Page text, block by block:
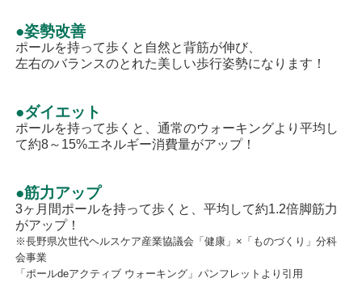
●姿勢改善
ポールを持って歩くと自然と背筋が伸び、
左右のバランスのとれた美しい歩行姿勢になります！
●ダイエット
ポールを持って歩くと、通常のウォーキングより平均し
て約8～15%エネルギー消費量がアップ！
●筋力アップ
3ヶ月間ポールを持って歩くと、平均して約1.2倍脚筋力
がアップ！
※長野県次世代ヘルスケア産業協議会「健康」×「ものづくり」分科
会事業
「ポールdeアクティブ ウォーキング」パンフレットより引用